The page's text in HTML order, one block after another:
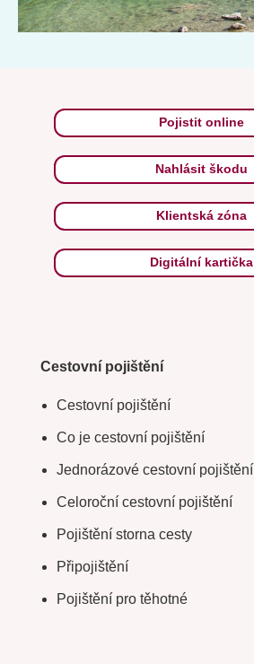
Pojistit online
Nahlásit škodu
Klientská zóna
Digitální kartička
Cestovní pojištění
Cestovní pojištění
Co je cestovní pojištění
Jednorázové cestovní pojištění
Celoroční cestovní pojištění
Pojištění storna cesty
Připojištění
Pojištění pro těhotné